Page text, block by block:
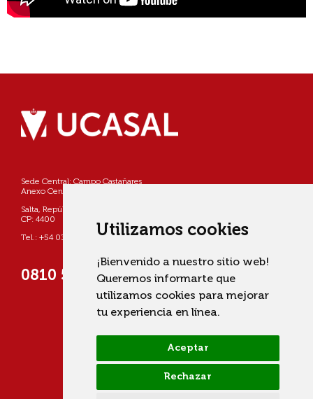
Utilizamos cookies
¡Bienvenido a nuestro sitio web!
Queremos informarte que
utilizamos cookies para mejorar
tu experiencia en línea.
Aceptar
Rechazar
Sede Central: Campo Castañares
Anexo Centro: Pellegrini 790
Salta, República Argentina
CP: 4400
Tel.: +54 0387 4268800
0810 555 822725 (UCASAL)